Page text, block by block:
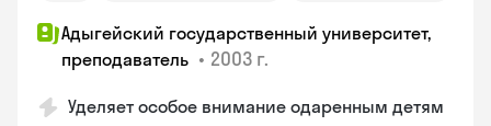
Адыгейский государственный университет,
преподаватель • 2003 г.
Уделяет особое внимание одаренным детям